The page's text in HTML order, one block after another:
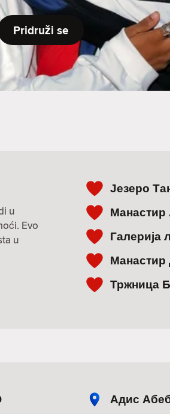
Pridruži se
u
Evo
u
Језеро
Галерија
Тржница
Адис